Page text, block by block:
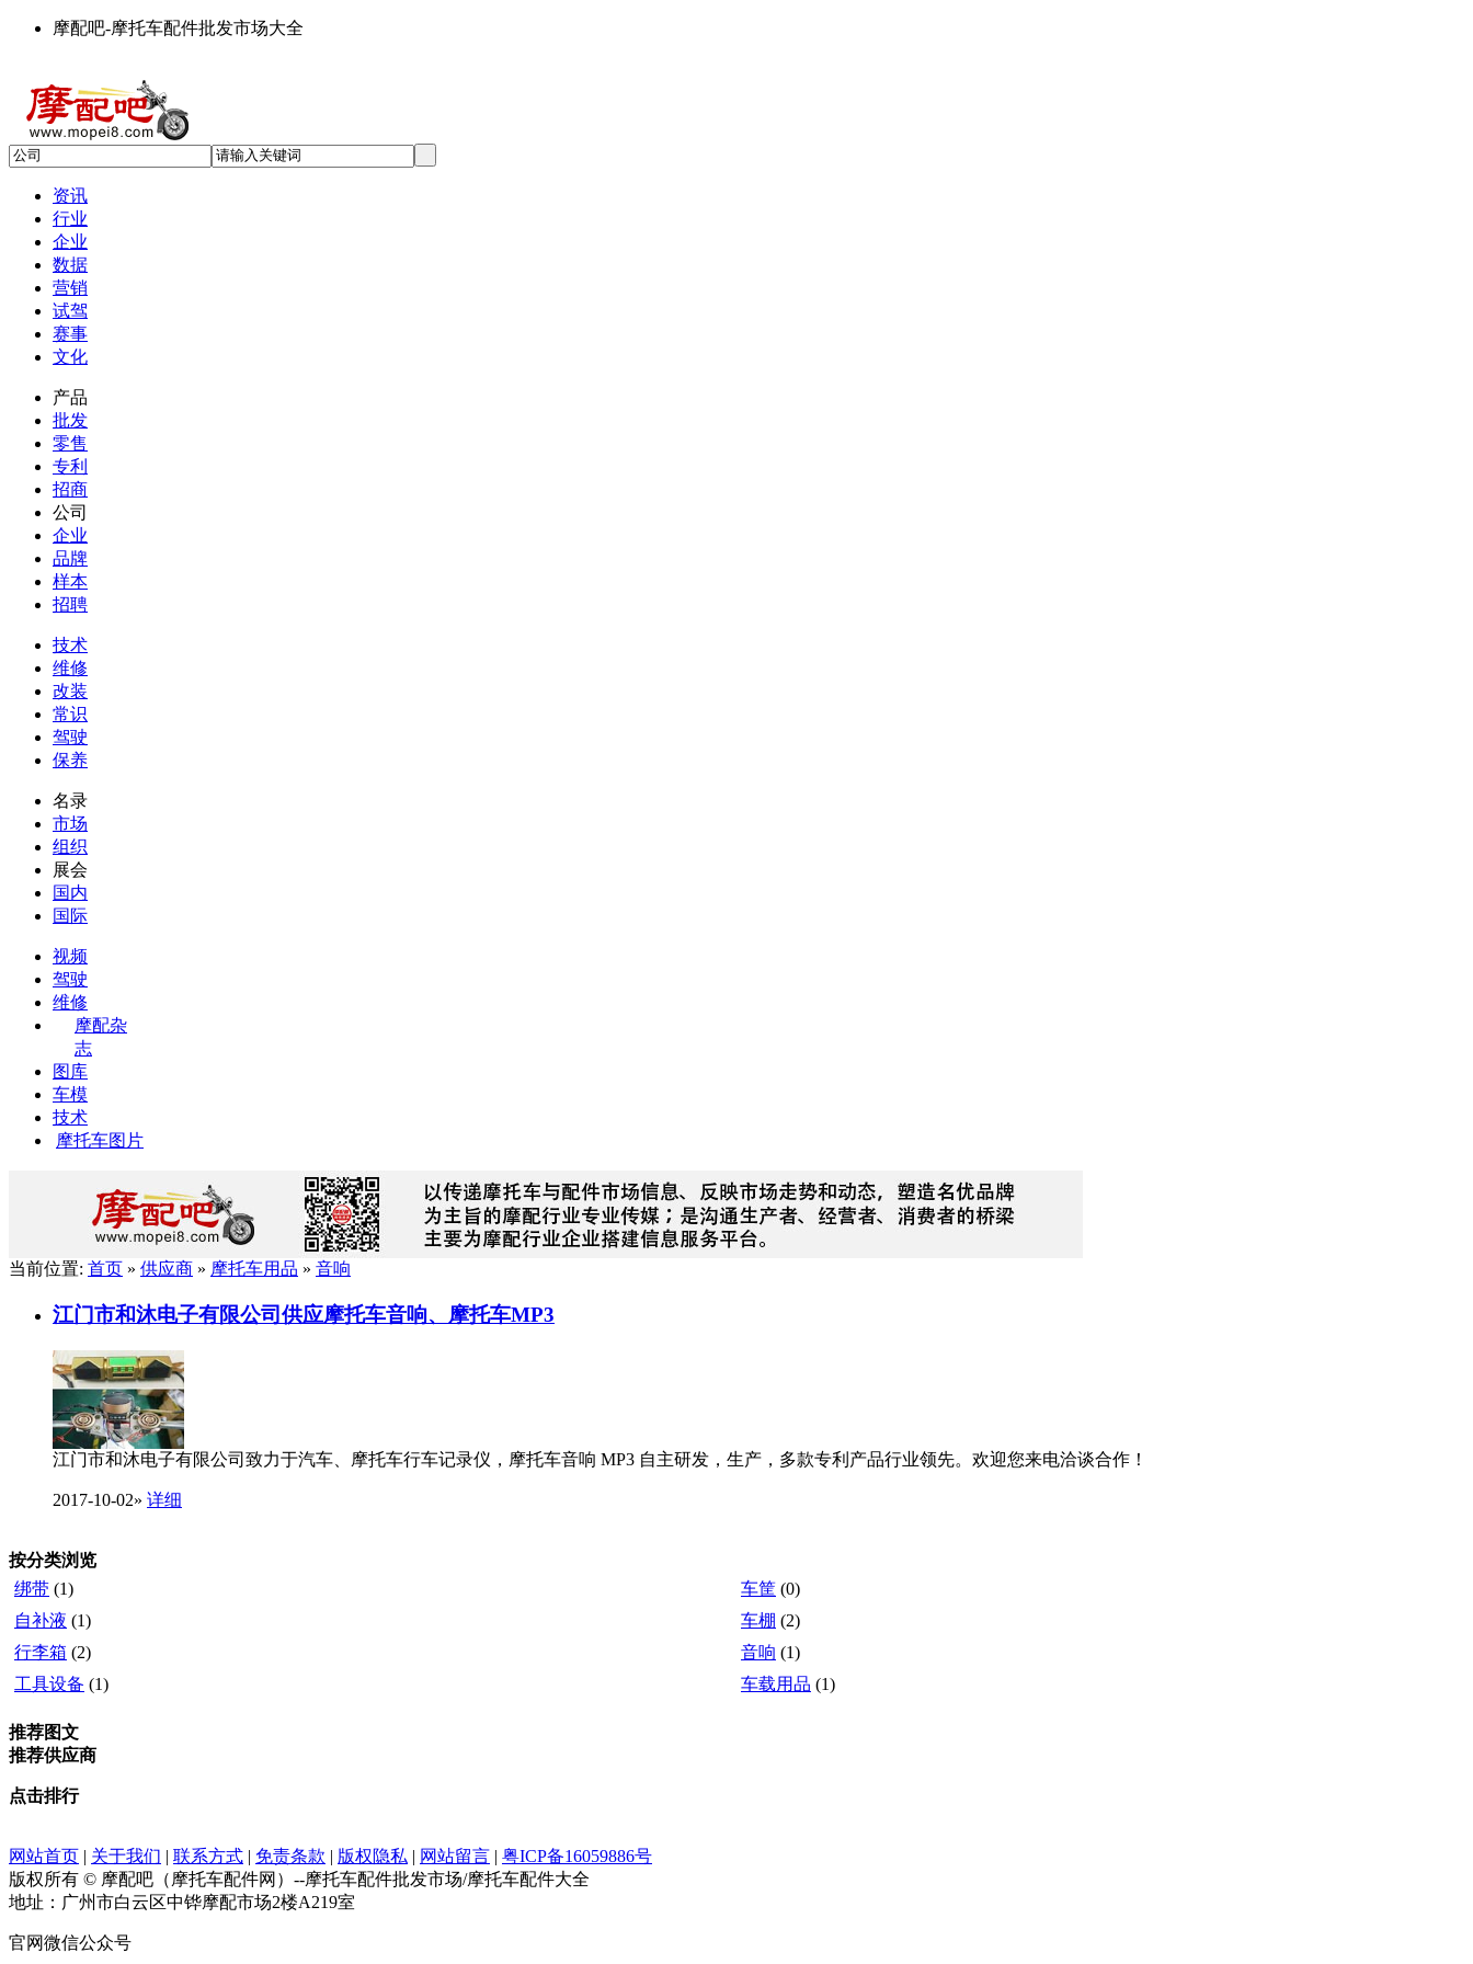
摩配吧-摩托车配件批发市场大全
资讯
行业
企业
数据
营销
试驾
赛事
文化
产品
批发
零售
专利
招商
公司
企业
品牌
样本
招聘
技术
维修
改装
常识
驾驶
保养
名录
市场
组织
展会
国内
国际
视频
驾驶
维修
摩配杂
志
图库
车模
技术
摩托车图片
当前位置: 首页 » 供应商 » 摩托车用品 » 音响
江门市和沐电子有限公司供应摩托车音响、摩托车MP3
江门市和沐电子有限公司致力于汽车、摩托车行车记录仪，摩托车音响 MP3 自主研发，生产，多款专利产品行业领先。欢迎您来电洽谈合作！
2017-10-02» 详细
按分类浏览
绑带 (1) 车筐 (0)
自补液 (1) 车棚 (2)
行李箱 (2) 音响 (1)
工具设备 (1) 车载用品 (1)
推荐图文
推荐供应商
点击排行
网站首页 | 关于我们 | 联系方式 | 免责条款 | 版权隐私 | 网站留言 | 粤ICP备16059886号
版权所有 © 摩配吧（摩托车配件网）--摩托车配件批发市场/摩托车配件大全
地址：广州市白云区中铧摩配市场2楼A219室
官网微信公众号